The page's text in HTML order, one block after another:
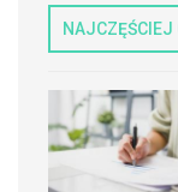
NAJCZĘŚCIEJ